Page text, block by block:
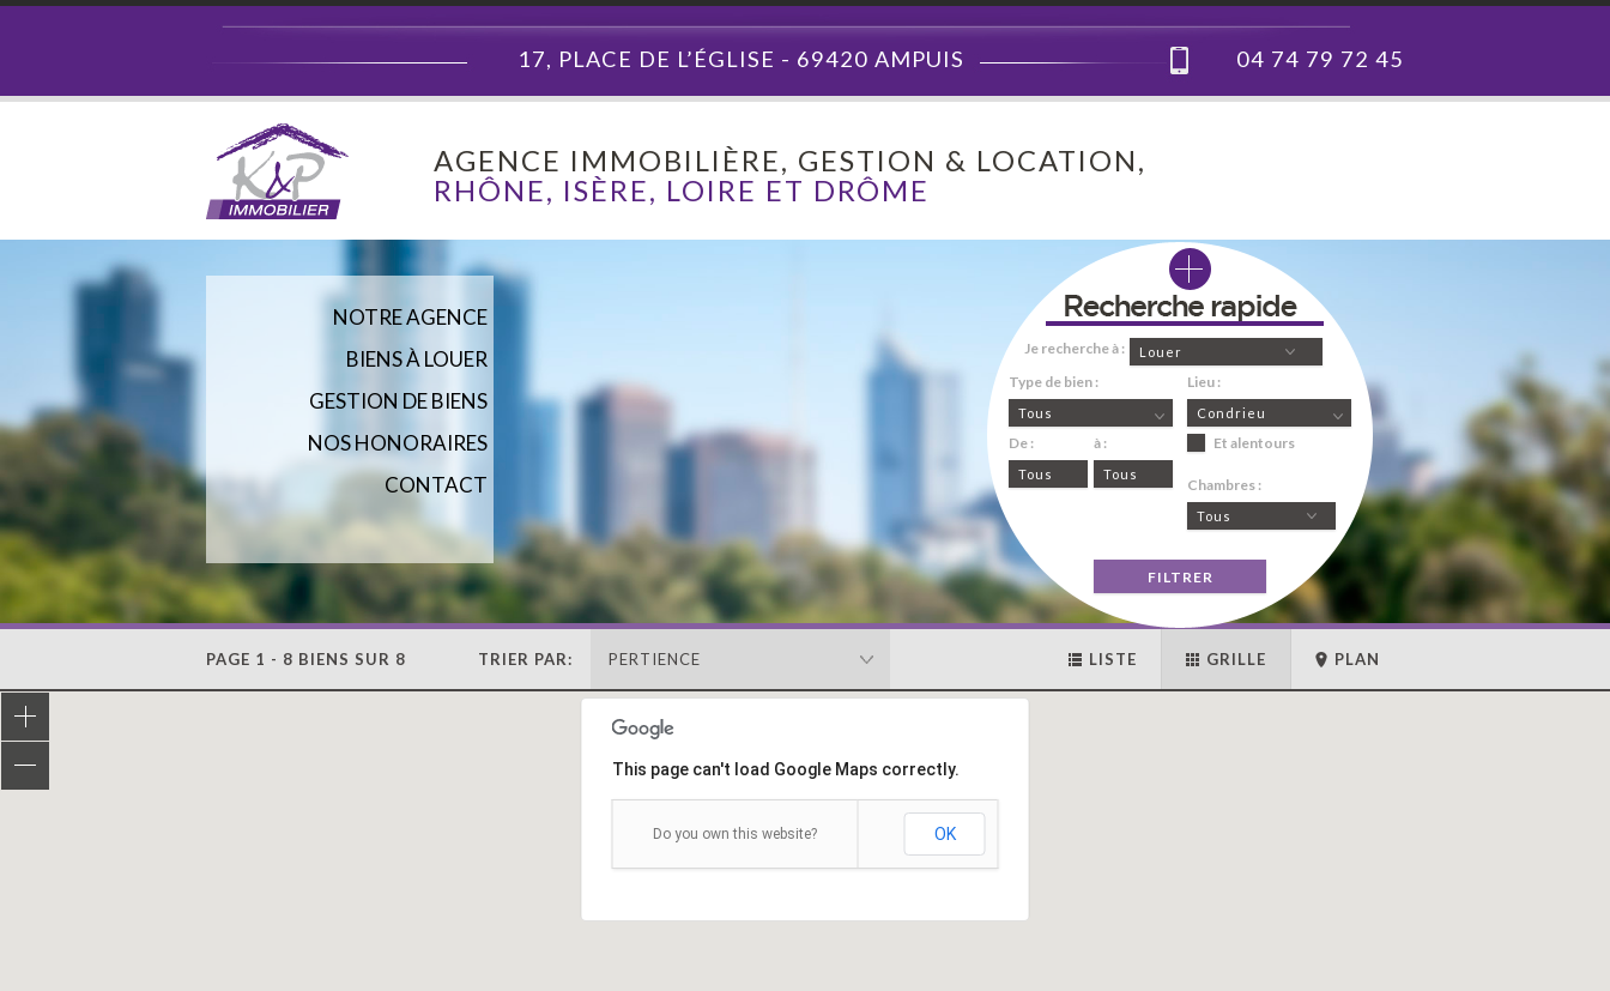
17, PLACE DE L’ÉGLISE - 69420 AMPUIS 04 74 79 72 45
AGENCE IMMOBILIÈRE, GESTION & LOCATION,
RHÔNE, ISÈRE, LOIRE ET DRÔME
NOTRE AGENCE
BIENS À LOUER
GESTION DE BIENS
NOS HONORAIRES
CONTACT
Je recherche à : Louer
Type de bien :
Tous
De :
Tous
à :
Tous
Lieu :
Condrieu
Et alentours
Chambres :
Tous
PAGE 1 - 8 BIENS SUR 8 TRIER PAR: PERTIENCE LISTE GRILLE PLAN
This page can't load Google Maps correctly.
Do you own this website? OK